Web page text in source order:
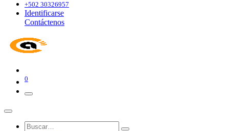
+502 30326957
Identificarse
Contáctenos
0